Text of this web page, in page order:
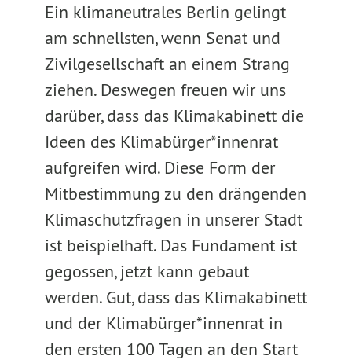
Ein klimaneutrales Berlin gelingt
am schnellsten, wenn Senat und
Zivilgesellschaft an einem Strang
ziehen. Deswegen freuen wir uns
darüber, dass das Klimakabinett die
Ideen des Klimabürger*innenrat
aufgreifen wird. Diese Form der
Mitbestimmung zu den drängenden
Klimaschutzfragen in unserer Stadt
ist beispielhaft. Das Fundament ist
gegossen, jetzt kann gebaut
werden. Gut, dass das Klimakabinett
und der Klimabürger*innenrat in
den ersten 100 Tagen an den Start